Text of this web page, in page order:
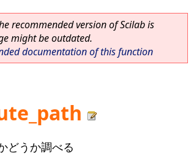
recommended version of Scilab is
might be outdated.
documentation of this function
どうか調べる